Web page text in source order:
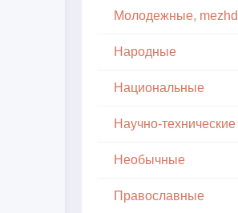
Народные
Национальные
Научно-технические
Необычные
Православные